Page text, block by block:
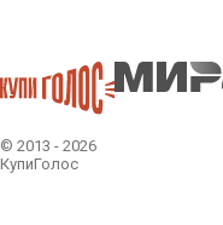
© 2013 - 2026
КупиГолос